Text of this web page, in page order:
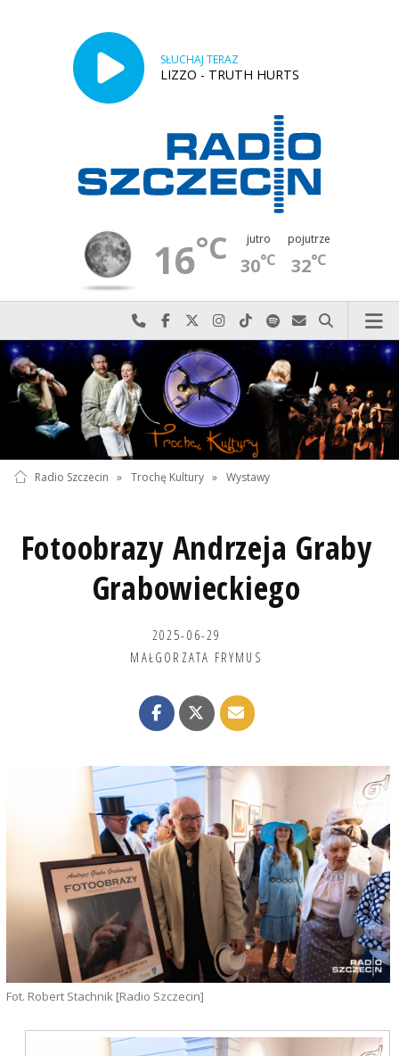
SŁUCHAJ TERAZ
LIZZO - TRUTH HURTS
16°C jutro
30°C
pojutrze
32°C
Najlepiej po prostu do nas zadzwoń
Odwiedź nas na Facebook-u
Odwiedź nas na X
Odwiedź nas na Instagram-ie
Odwiedź nas na TikTok-u
Szukaj nas na Spotify
Wyślij do nas
Szukaj
Radio Szczecin » Trochę Kultury » Wystawy
Fotoobrazy Andrzeja Graby
Grabowieckiego
2025-06-29
MAŁGORZATA FRYMUS
Fot. Robert Stachnik [Radio Szczecin]